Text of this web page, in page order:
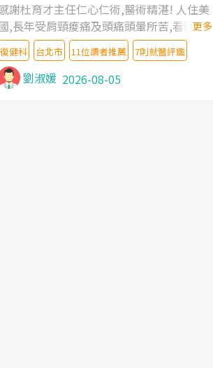
謝杜育才主任仁心仁術,醫術精湛! 人住美
,長年受肩頸痠痛及頭痛頭暈所苦,看遍名醫
授,做了各種檢查,也嘗試過西醫打針,中醫
灸及物理徒手治療都沒有用,後來連吃到嗎
類止痛藥都效果有限,只是壓症狀,沒多久就
起來,多年失眠嚴重影響生活品質. 台灣親
更多
復健科 台北市 11位讀者推薦 7則就醫評鑑
劉淑媛 2026-08-05